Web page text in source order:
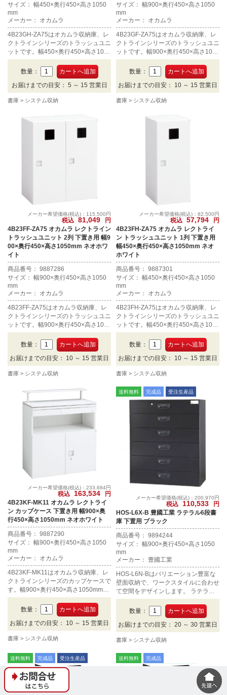
サイズ： 幅450×奥行450×高さ1050
mm
メーカー： オカムラ
4B23GH-ZA75はオカムラ収納庫、レ
クトラインシリーズのトラッシュユニ
ットです。幅450×奥行450×高さ1050
mm、カラーはネオホワイトです。
数量：
お届けまでの目安： 5 ～ 15 営業日
書庫 システム収納
サイズ： 幅900×奥行450×高さ1050
mm
メーカー： オカムラ
4B23GF-ZA75はオカムラ収納庫、レ
クトラインシリーズのトラッシュユニ
ットです。幅900×奥行450×高さ1050
mm、カラーはネオホワイトです。
数量：
お届けまでの目安： 10 ～ 15 営業日
書庫 システム収納
メーカー希望価格(税込)：115,500円
税込 81,049
円
4B23FF-ZA75 オカムラ レクトライン
トラッシュユニット 2列 下置き用 幅9
00×奥行450×高さ1050mm ネオホワ
イト
商品番号： 9887286
サイズ： 幅900×奥行450×高さ1050
mm
メーカー： オカムラ
4B23FF-ZA75はオカムラ収納庫、レ
クトラインシリーズのトラッシュユニ
ットです。幅900×奥行450×高さ1050
mm、カラーはネオホワイトです。
数量：
お届けまでの目安： 10 ～ 15 営業日
書庫 システム収納
メーカー希望価格(税込)：82,500円
税込 57,794
円
4B23FH-ZA75 オカムラ レクトライ
ン トラッシュユニット 1列 下置き用
幅450×奥行450×高さ1050mm ネオ
ホワイト
商品番号： 9887301
サイズ： 幅450×奥行450×高さ1050
mm
メーカー： オカムラ
4B23FH-ZA75はオカムラ収納庫、レ
クトラインシリーズのトラッシュユニ
ットです。幅450×奥行450×高さ1050
mm、カラーはネオホワイトです。
数量：
お届けまでの目安： 10 ～ 15 営業日
書庫 システム収納
メーカー希望価格(税込)：233,684円
税込 163,534
円
4B23KF-MK11 オカムラ レクトライ
ン カップケース 下置き用 幅900×奥
行450×高さ1050mm ネオホワイト
商品番号： 9887290
サイズ： 幅900×奥行450×高さ1050
mm
メーカー： オカムラ
4B23KF-MK11はオカムラ収納庫、レ
クトラインシリーズのカップケースで
す。幅900×奥行450×高さ1050mm、
カラーはネオホワイトです。
数量：
お届けまでの目安： 10 ～ 15 営業日
書庫 システム収納
送料無料 完成品 受注生産品
メーカー希望価格(税込)：200,970円
税込 110,533
円
HOS-L6X-B 豊國工業 ラテラル6段書
庫 下置用 ブラック
商品番号： 9894244
サイズ： 幅900×奥行450×高さ1050
mm
メーカー： 豊國工業
HOS-L6N-Bはバリエーション豊富な
壁面収納で、ワークスタイルに合わせ
て空間をデザインします。 ラテラル6
段書庫 下置用 ブラックタイプです。
数量：
お届けまでの目安： 20 ～ 30 営業日
書庫 システム収納
送料無料 完成品 受注生産品 送料無料 完成品